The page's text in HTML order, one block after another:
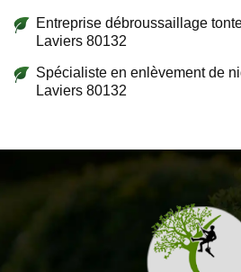
Entreprise débroussaillage
Laviers 80132
Spécialiste en enlèvement de
Laviers 80132